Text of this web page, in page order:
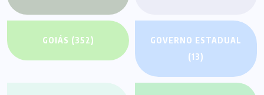
GOIÁS (352)
GOVERNO ESTADUAL
(13)